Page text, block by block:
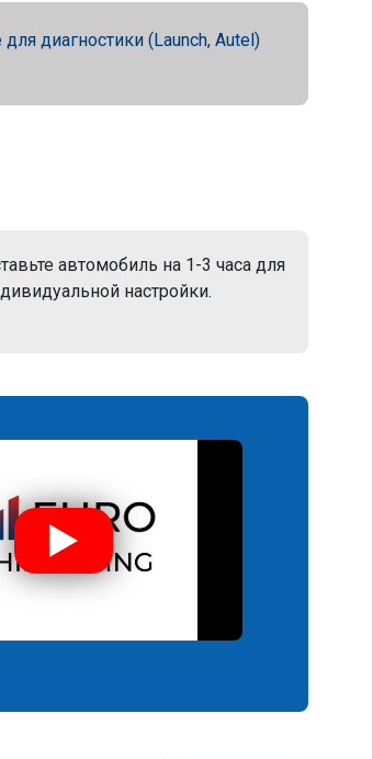
диагностики (Launch, Autel)
автомобиль на 1-3 часа для
настройки.